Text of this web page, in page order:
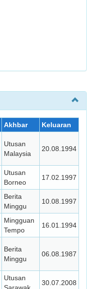
Akhbar
Keluaran
Utusan
Malaysia
20.08.1994
Utusan
Borneo
17.02.1997
Berita
Minggu
10.08.1997
Mingguan
Tempo
16.01.1994
Berita
Minggu
06.08.1987
Utusan
30.07.2008